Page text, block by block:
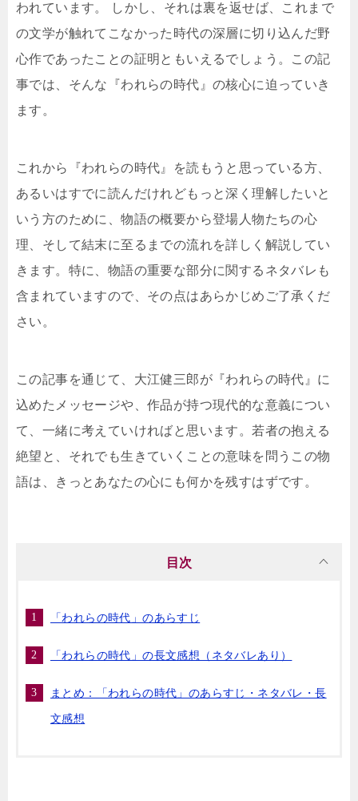
われています。 しかし、それは裏を返せば、これまで
の文学が触れてこなかった時代の深層に切り込んだ野
心作であったことの証明ともいえるでしょう。この記
事では、そんな『われらの時代』の核心に迫っていき
ます。
これから『われらの時代』を読もうと思っている方、
あるいはすでに読んだけれどもっと深く理解したいと
いう方のために、物語の概要から登場人物たちの心
理、そして結末に至るまでの流れを詳しく解説してい
きます。特に、物語の重要な部分に関するネタバレも
含まれていますので、その点はあらかじめご了承くだ
さい。
この記事を通じて、大江健三郎が『われらの時代』に
込めたメッセージや、作品が持つ現代的な意義につい
て、一緒に考えていければと思います。若者の抱える
絶望と、それでも生きていくことの意味を問うこの物
語は、きっとあなたの心にも何かを残すはずです。
目次
「われらの時代」のあらすじ
「われらの時代」の長文感想（ネタバレあり）
まとめ：「われらの時代」のあらすじ・ネタバレ・長
文感想